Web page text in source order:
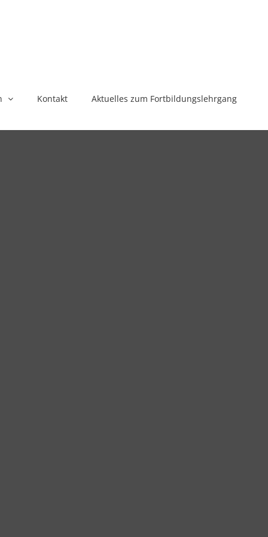
Kontakt Aktuelles zum Fortbildungslehrgang